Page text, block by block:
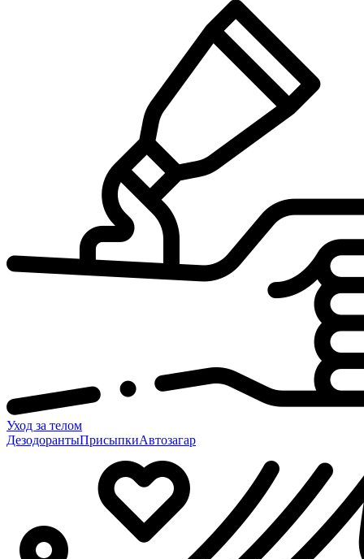
Уход за телом
ДезодорантыПрисыпкиАвтозагар